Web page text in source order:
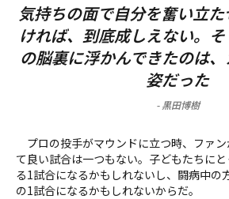
気持ちの面で自分を奮い立
ければ、到底成しえない。
の脳裏に浮かんできたのは
姿だった
-黒田博樹
プロの投手がマウンドに立つ時、ファ
て良い試合は一つもない。子どもたちに
る1試合になるかもしれないし、闘病中の
の1試合になるかもしれないからだ。